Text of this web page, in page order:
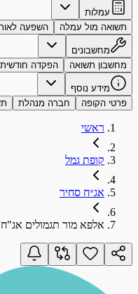
עמלות
תשואה מול עמלה
השפעה
מחשבונים
מחשבון תשואה
הפקדה חודשית
מידע נוסף
פרטי הקופה
חברה מנהלת
ראשי
קופת גמל
אג״ח סחיר
אלפא מור תגמולים